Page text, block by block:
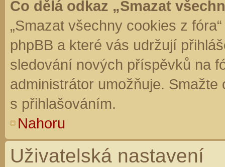
Co dělá odkaz „Smazat
„Smazat všechny cookies z
phpBB a které vás udržují
sledování nových příspěvků na
administrátor umožňuje.
s přihlašováním.
Nahoru
Uživatelská nastavení